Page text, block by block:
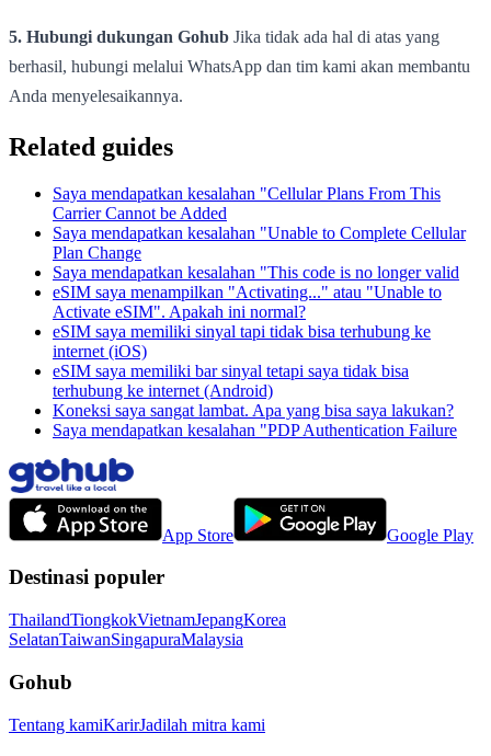
5. Hubungi dukungan Gohub Jika tidak ada hal di atas yang
berhasil, hubungi melalui WhatsApp dan tim kami akan membantu
Anda menyelesaikannya.
Related guides
Saya mendapatkan kesalahan "Cellular Plans From This
Carrier Cannot be Added
Saya mendapatkan kesalahan "Unable to Complete Cellular
Plan Change
Saya mendapatkan kesalahan "This code is no longer valid
eSIM saya menampilkan "Activating..." atau "Unable to
Activate eSIM". Apakah ini normal?
eSIM saya memiliki sinyal tapi tidak bisa terhubung ke
internet (iOS)
eSIM saya memiliki bar sinyal tetapi saya tidak bisa
terhubung ke internet (Android)
Koneksi saya sangat lambat. Apa yang bisa saya lakukan?
Saya mendapatkan kesalahan "PDP Authentication Failure
App Store Google Play
Destinasi populer
ThailandTiongkokVietnamJepangKorea
SelatanTaiwanSingapuraMalaysia
Gohub
Tentang kamiKarirJadilah mitra kami